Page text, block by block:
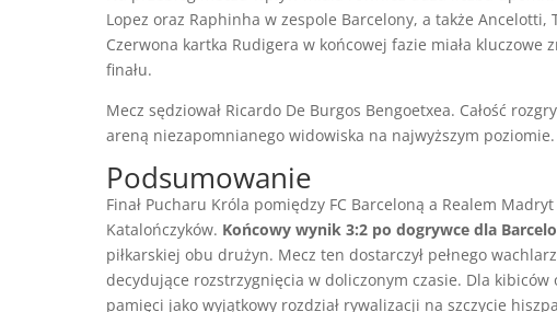
Lopez oraz Raphinha w zespole Barcelony, a także
Czerwona kartka Rudigera w końcowej fazie miała
finału.
Mecz sędziował Ricardo De Burgos Bengoetxea. Całość
areną niezapomnianego widowiska na najwyższym poziomie.
Podsumowanie
Finał Pucharu Króla pomiędzy FC Barceloną a Realem
Katalończyków. Końcowy wynik 3:2 po dogrywce dla
piłkarskiej obu drużyn. Mecz ten dostarczył pełnego
decydujące rozstrzygnięcia w doliczonym czasie. Dla
pamięci jako wyjątkowy rozdział rywalizacji na szczycie